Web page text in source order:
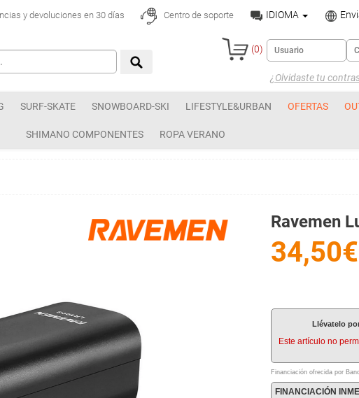
y devoluciones en 30 días Centro de soporte IDIOMA
(0)
¿Olvidaste tu
SURF-SKATE SNOWBOARD-SKI LIFESTYLE&URBAN OFERTAS
SHIMANO COMPONENTES ROPA VERANO
Ravemen
34,50€
Llévatelo
Este artículo no
Financiación ofrecida por
FINANCIACIÓN